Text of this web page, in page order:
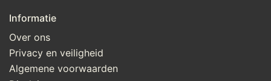
Informatie
Over ons
Privacy en veiligheid
Algemene voorwaarden